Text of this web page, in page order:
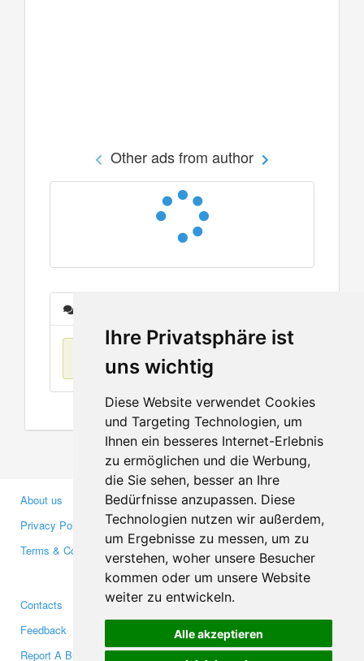
Ihre Privatsphäre ist
uns wichtig
Diese Website verwendet Cookies
und Targeting Technologien, um
Ihnen ein besseres Internet-Erlebnis
zu ermöglichen und die Werbung,
die Sie sehen, besser an Ihre
Bedürfnisse anzupassen. Diese
Technologien nutzen wir außerdem,
um Ergebnisse zu messen, um zu
verstehen, woher unsere Besucher
kommen oder um unsere Website
weiter zu entwickeln.
Alle akzeptieren
Other ads from author
No items found
About us
Privacy Policy
Terms & Conditions
Business Partners
Investors
Media
Contacts
Feedback
Report A Bug
Facebook
Twitter
YouTube